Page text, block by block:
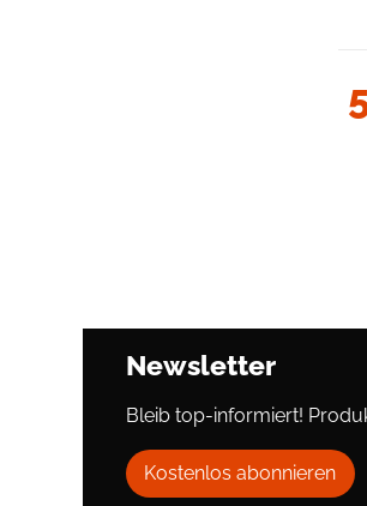
Newsletter
Bleib top-informiert!
Kostenlos abonnieren